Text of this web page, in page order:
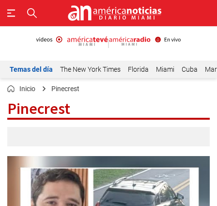
Temas del día The New York Times Florida Miami Cuba
Inicio Pinecrest
Pinecrest